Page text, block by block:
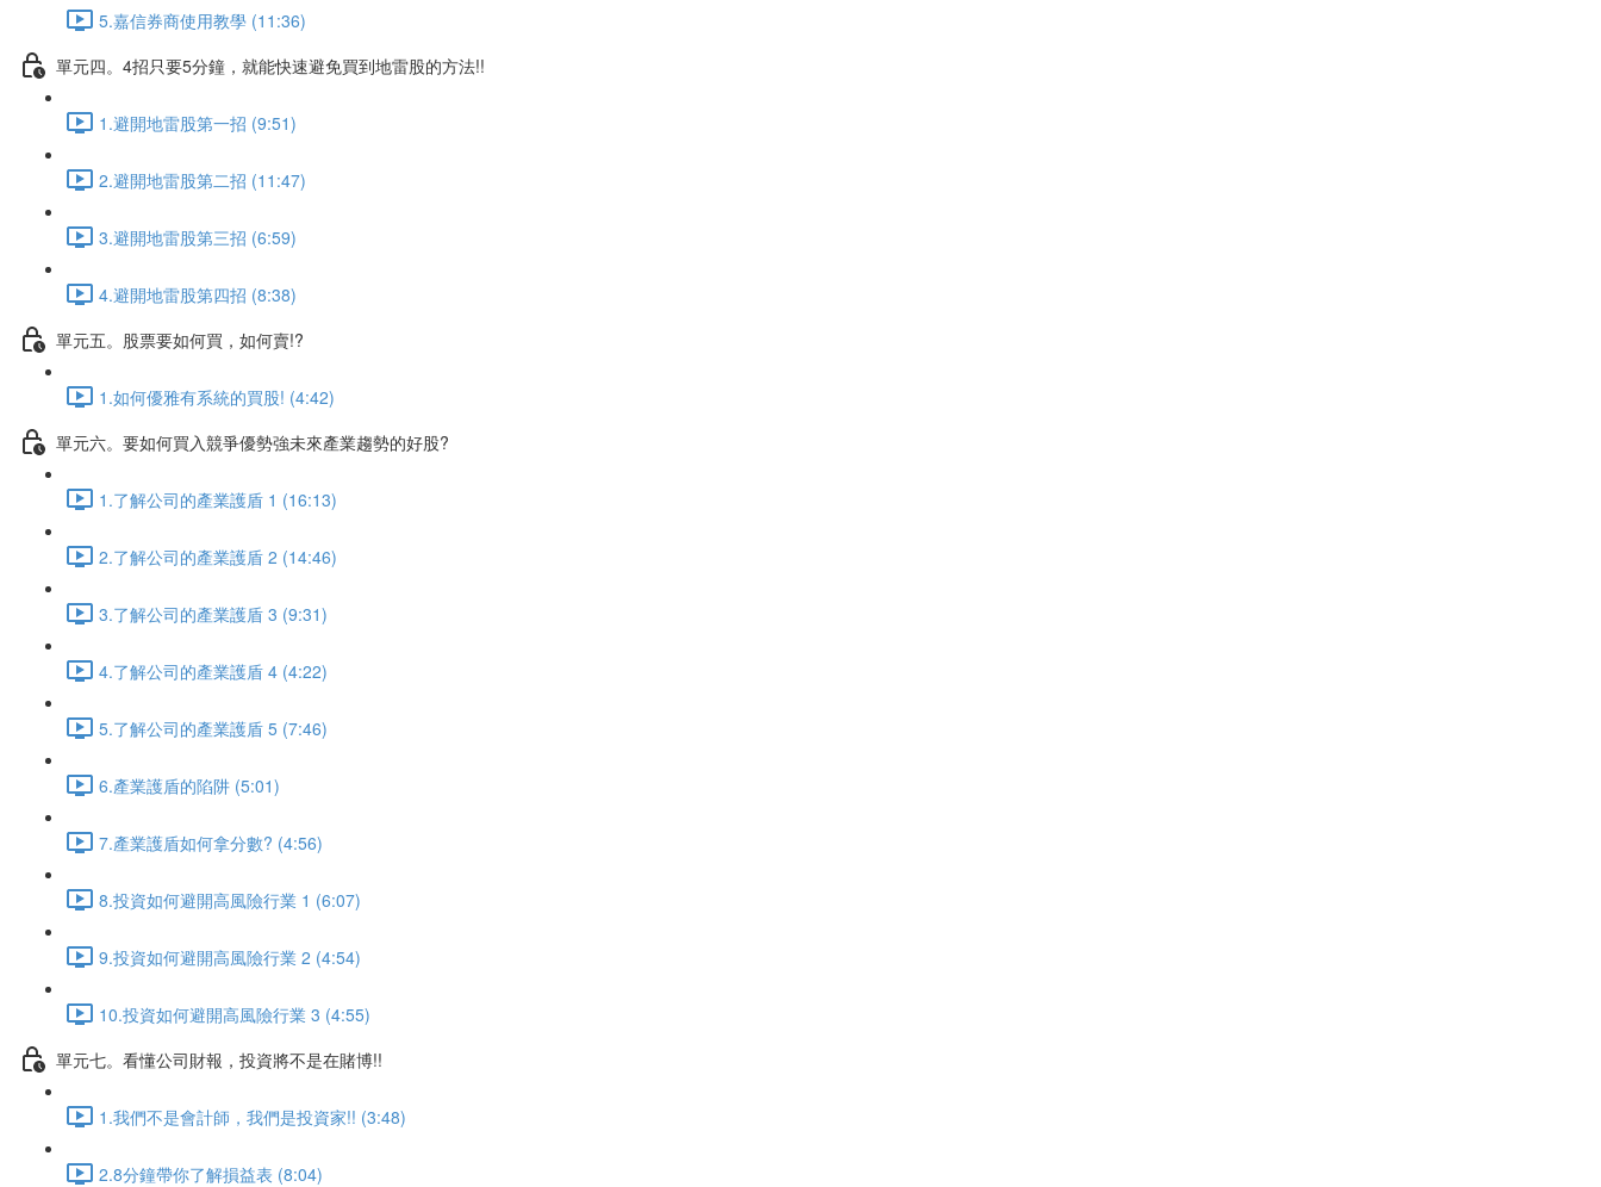
5.嘉信券商使用教學 (11:36)
單元四。4招只要5分鐘，就能快速避免買到地雷股的方法!!
1.避開地雷股第一招 (9:51)
2.避開地雷股第二招 (11:47)
3.避開地雷股第三招 (6:59)
4.避開地雷股第四招 (8:38)
單元五。股票要如何買，如何賣!?
1.如何優雅有系統的買股! (4:42)
單元六。要如何買入競爭優勢強未來產業趨勢的好股?
1.了解公司的產業護盾 1 (16:13)
2.了解公司的產業護盾 2 (14:46)
3.了解公司的產業護盾 3 (9:31)
4.了解公司的產業護盾 4 (4:22)
5.了解公司的產業護盾 5 (7:46)
6.產業護盾的陷阱 (5:01)
7.產業護盾如何拿分數? (4:56)
8.投資如何避開高風險行業 1 (6:07)
9.投資如何避開高風險行業 2 (4:54)
10.投資如何避開高風險行業 3 (4:55)
單元七。看懂公司財報，投資將不是在賭博!!
1.我們不是會計師，我們是投資家!! (3:48)
2.8分鐘帶你了解損益表 (8:04)